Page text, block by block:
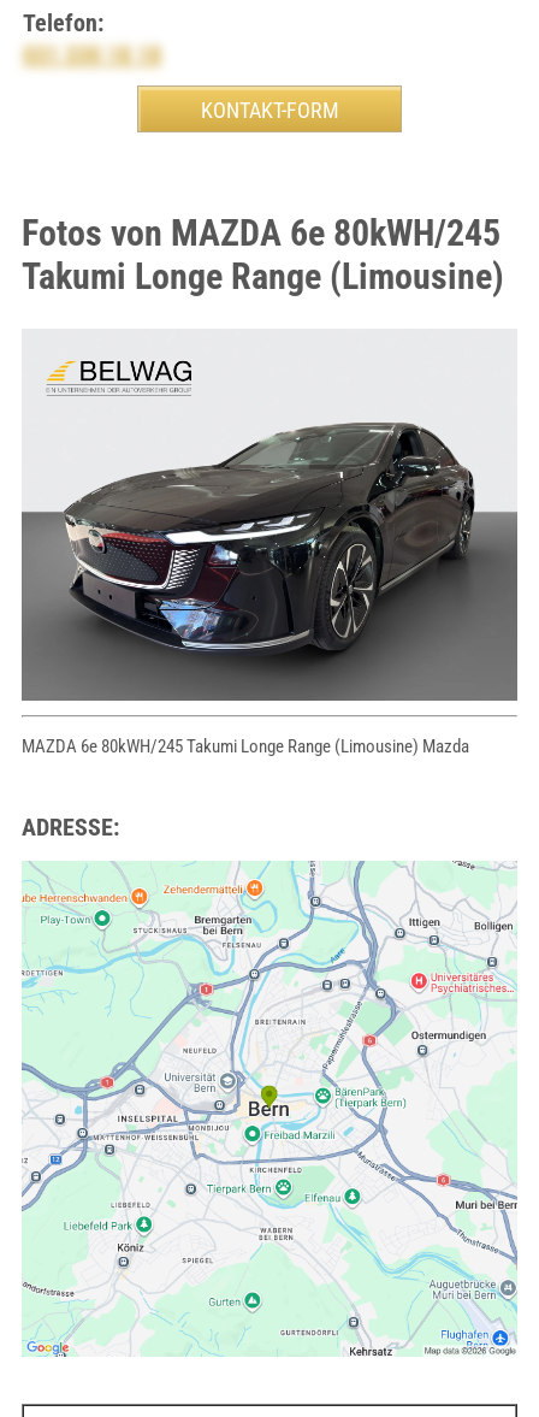
Telefon:
031 330 18 18
Fotos von MAZDA 6e 80kWH/245
Takumi Longe Range (Limousine)
MAZDA 6e 80kWH/245 Takumi Longe Range (Limousine) Mazda
ADRESSE: